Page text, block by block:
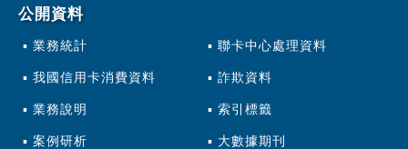
公開資料
業務統計 聯卡中心處理資料
我國信用卡消費資料 詐欺資料
業務說明 索引標籤
案例研析 大數據期刊